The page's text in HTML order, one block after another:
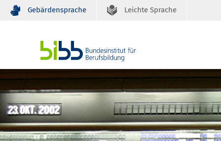
Gebärdensprache Leichte Sprache